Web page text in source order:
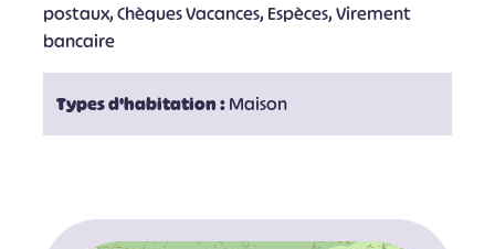
postaux, Chèques Vacances, Espèces, Virement
bancaire
Types d'habitation :Maison